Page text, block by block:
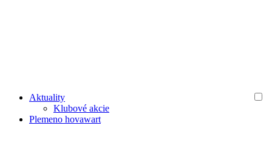
Aktuality
Klubové akcie
Plemeno hovawart